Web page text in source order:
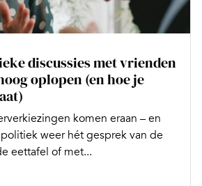
discussies met vrienden
oplopen (en hoe je
komen eraan – en
weer hét gesprek van de
eettafel of met...